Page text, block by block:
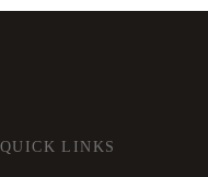
QUICK LINKS